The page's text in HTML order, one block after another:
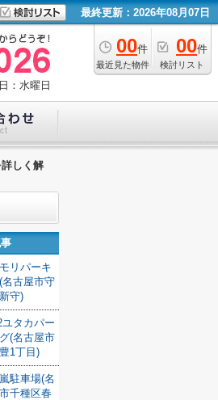
最終更新：2026年08月07日
00件
最近見た物件
00件
検討リスト
：水曜日
しく解
リパーキ
名古屋市守
守)
ユタカパー
(名古屋市
1丁目)
駐車場(名
千種区春